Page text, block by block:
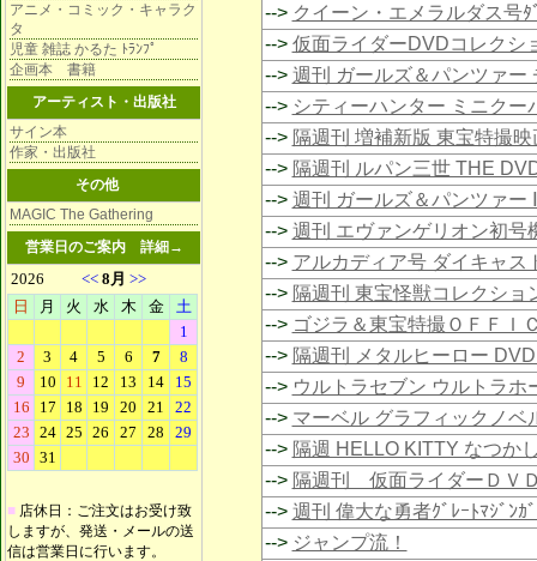
アニメ・コミック・キャラク
タ
児童 雑誌 かるた ﾄﾗﾝﾌﾟ
企画本 書籍
アーティスト・出版社
サイン本
作家・出版社
その他
MAGIC The Gathering
営業日のご案内 詳細→
■ 店休日：ご注文はお受け致
しますが、発送・メールの送
信は営業日に行います。
--> クイーン・エメラルダス号ﾀ
--> 仮面ライダーDVDコレクシ
--> 週刊 ガールズ＆パンツァー
--> シティーハンター ミニクー
--> 隔週刊 増補新版 東宝特撮
--> 隔週刊 ルパン三世 THE
--> 週刊 ガールズ＆パンツァ
--> 週刊 エヴァンゲリオン初号
--> アルカディア号 ダイキャス
--> 隔週刊 東宝怪獣コレクショ
--> ゴジラ＆東宝特撮ＯＦＦ
--> 隔週刊 メタルヒーロー
--> ウルトラセブン ウルトラホ
--> マーベル グラフィックノベ
--> 隔週 HELLO KITTY なつか
--> 隔週刊 仮面ライダーＤＶ
--> 週刊 偉大な勇者ｸﾞﾚｰﾄﾏｼﾞﾝｶ
--> ジャンプ流！